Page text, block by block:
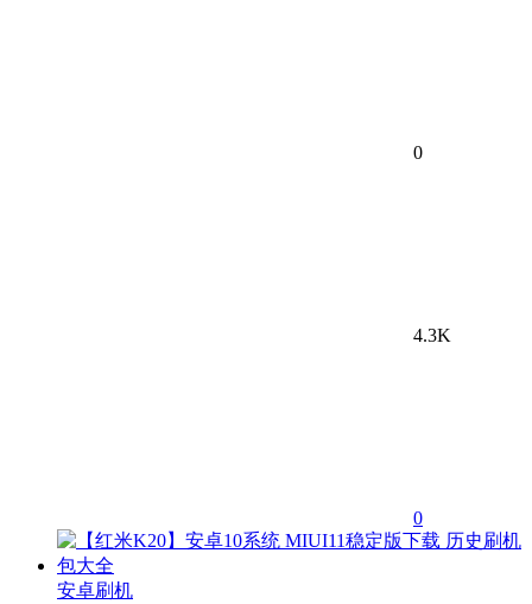
0
4.3K
0
安卓刷机